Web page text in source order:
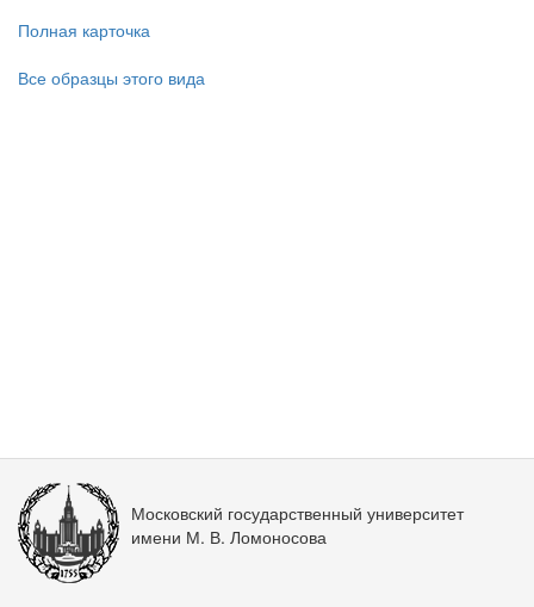
Полная карточка
Все образцы этого вида
Московский государственный университет
имени М. В. Ломоносова